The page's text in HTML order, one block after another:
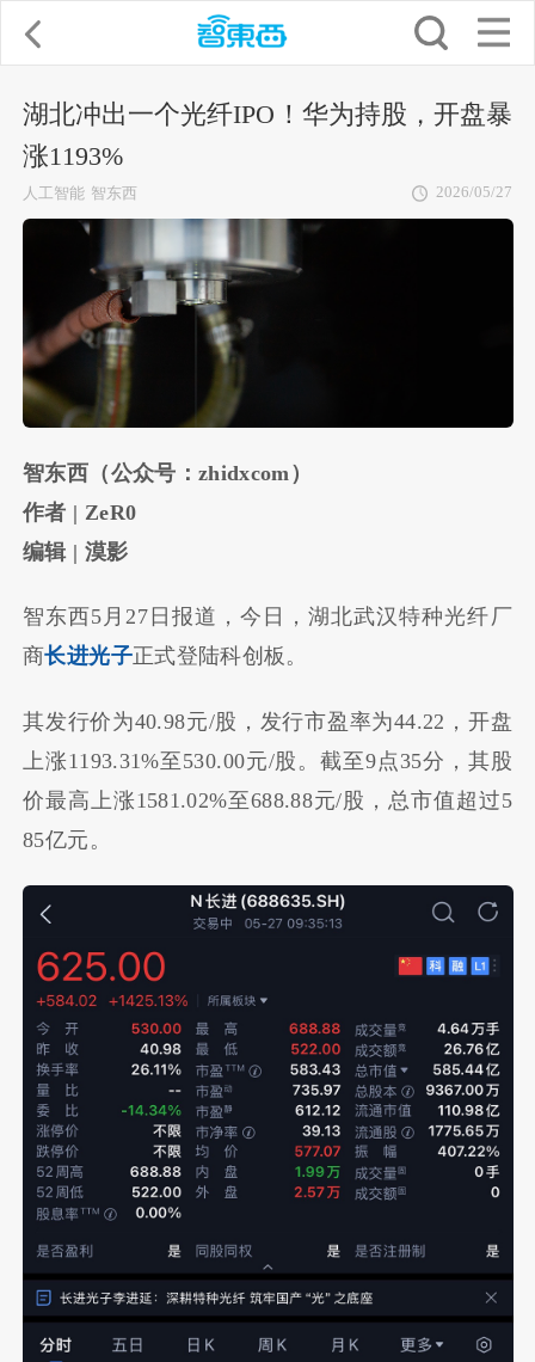
湖北冲出一个光纤IPO！华为持股，开盘暴
涨1193%
人工智能 智东西 2026/05/27
智东西（公众号：zhidxcom）
作者 | ZeR0
编辑 | 漠影
智东西5月27日报道，今日，湖北武汉特种光纤厂
商长进光子正式登陆科创板。
其发行价为40.98元/股，发行市盈率为44.22，开盘
上涨1193.31%至530.00元/股。截至9点35分，其股
价最高上涨1581.02%至688.88元/股，总市值超过5
85亿元。